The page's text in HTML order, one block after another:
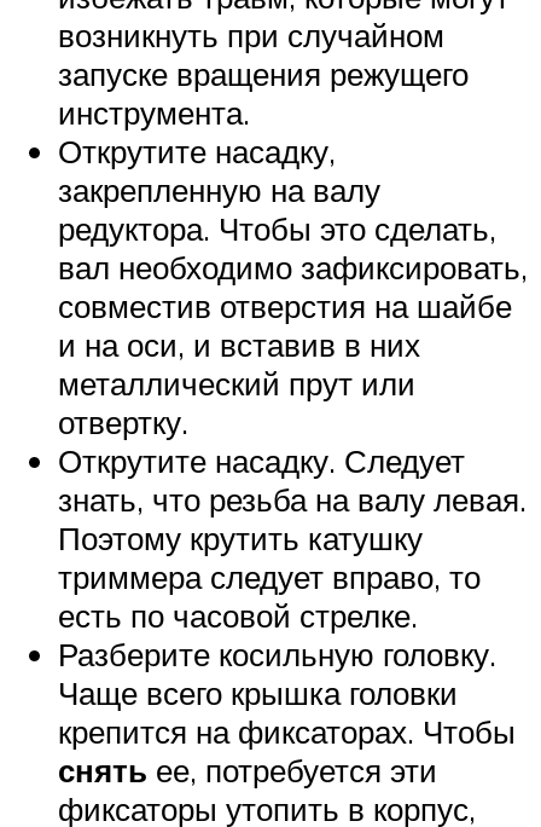
возникнуть при случайном
запуске вращения режущего
инструмента.
Открутите насадку,
закрепленную на валу
редуктора. Чтобы это сделать,
вал необходимо зафиксировать,
совместив отверстия на шайбе
и на оси, и вставив в них
металлический прут или
отвертку.
Открутите насадку. Следует
знать, что резьба на валу левая.
Поэтому крутить катушку
триммера следует вправо, то
есть по часовой стрелке.
Разберите косильную головку.
Чаще всего крышка головки
крепится на фиксаторах. Чтобы
снять ее, потребуется эти
фиксаторы утопить в корпус,